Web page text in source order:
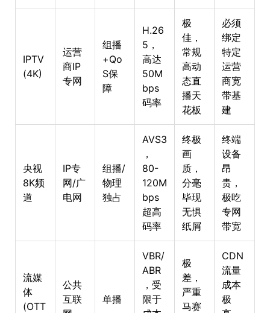
IPTV
(4K)
运营
商IP
专网
组播
+Qo
S保
障
H.26
5，
高达
50M
bps
码率
极
佳，
常规
高动
态直
播天
花板
必须
绑定
特定
运营
商宽
带基
建
央视
8K频
道
IP专
网/广
电网
组播/
物理
独占
AVS3
，
80-
120M
bps
超高
码率
终极
画
质，
分毫
毕现
无惧
纸屑
终端
设备
昂
贵，
极吃
专网
带宽
流媒
体
(OTT
公共
互联
单播
VBR/
ABR
，受
限于
极
差，
严重
马赛
CDN
流量
成本
极